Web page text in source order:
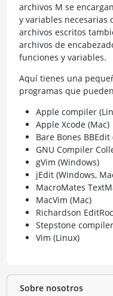
archivos M se
y variables necesarias
archivos escritos
archivos de
funciones y variables.
Aquí tienes una
programas que
Apple compiler
Apple Xcode (Mac)
Bare Bones BBEdit
GNU Compiler
gVim (Windows)
jEdit (Windows,
MacroMates
MacVim (Mac)
Richardson
Stepstone
Vim (Linux)
Sobre nosotros